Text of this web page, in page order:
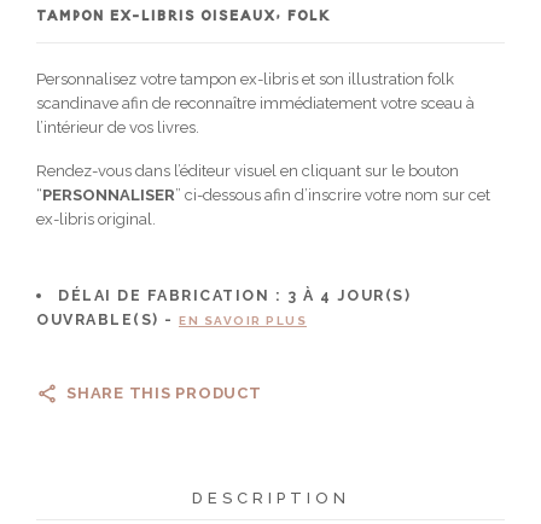
TAMPON EX-LIBRIS OISEAUX, FOLK
Personnalisez votre tampon ex-libris et son illustration folk
scandinave afin de reconnaître immédiatement votre sceau à
l’intérieur de vos livres.
Rendez-vous dans l’éditeur visuel en cliquant sur le bouton
“PERSONNALISER” ci-dessous afin d’inscrire votre nom sur cet
ex-libris original.
DÉLAI DE FABRICATION : 3 À 4 JOUR(S)
OUVRABLE(S) -
EN SAVOIR PLUS
SHARE THIS PRODUCT
DESCRIPTION